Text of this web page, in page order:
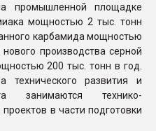
промышленной площадке
мощностью 2 тыс. тонн
карбамида мощностью
производства серной
200 тыс. тонн в год.
технического развития и
занимаются технико-
в части подготовки